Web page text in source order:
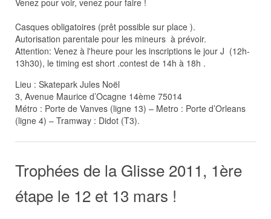
Venez pour voir, venez pour faire !
Casques obligatoires (prêt possible sur place ).
Autorisation parentale pour les mineurs à prévoir.
Attention: Venez à l'heure pour les inscriptions le jour J (12h-
13h30), le timing est short .contest de 14h à 18h .
Lieu : Skatepark Jules Noël
3, Avenue Maurice d’Ocagne 14ème 75014
Métro : Porte de Vanves (ligne 13) – Metro : Porte d’Orleans
(ligne 4) – Tramway : Didot (T3).
Trophées de la Glisse 2011, 1ère
étape le 12 et 13 mars !